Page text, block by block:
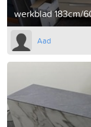
werkblad 183cm/
Aad